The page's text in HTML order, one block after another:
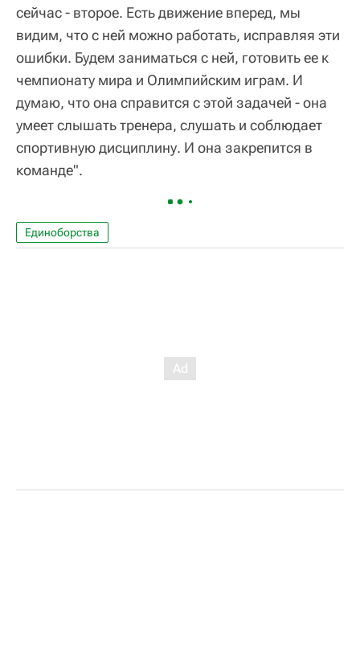
сейчас - второе. Есть движение вперед, мы
видим, что с ней можно работать, исправляя эти
ошибки. Будем заниматься с ней, готовить ее к
чемпионату мира и Олимпийским играм. И
думаю, что она справится с этой задачей - она
умеет слышать тренера, слушать и соблюдает
спортивную дисциплину. И она закрепится в
команде".
Единоборства